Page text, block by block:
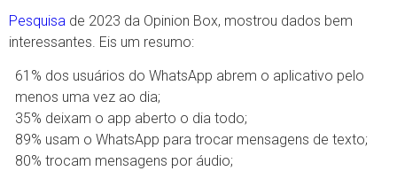
Pesquisa de 2023 da Opinion Box, mostrou dados bem
interessantes. Eis um resumo:
61% dos usuários do WhatsApp abrem o aplicativo pelo
menos uma vez ao dia;
35% deixam o app aberto o dia todo;
89% usam o WhatsApp para trocar mensagens de texto;
80% trocam mensagens por áudio;